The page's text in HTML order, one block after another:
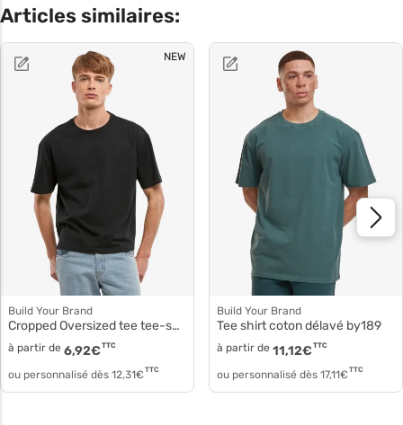
Articles similaires:
NEW
Build Your Brand
Cropped Oversized tee tee-shirt by439
à partir de 6,92€ TTC
ou personnalisé dès 12,31€ TTC
Build Your Brand
Tee shirt coton délavé by189
à partir de 11,12€ TTC
ou personnalisé dès 17,11€ TTC